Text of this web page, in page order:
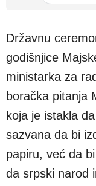
Državnu
godišnjice
ministarka za
boračka pitanja
koja je istakla
sazvana da bi
papiru, već da
da srpski narod